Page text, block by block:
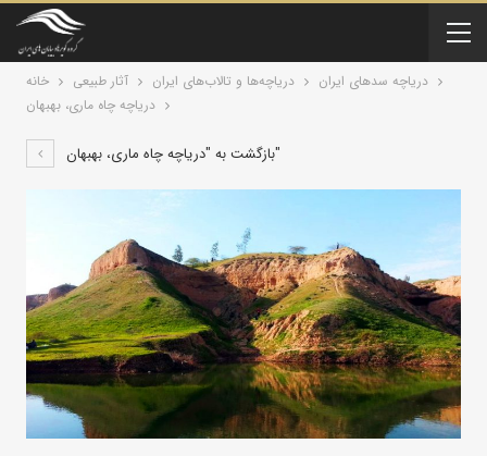
خانه آثار طبیعی درياچه‌‌ها و تالاب‌های ایران
دریاچه سد‌های ایران
دریاچه چاه ماری، بهبهان
بازگشت به "دریاچه چاه ماری، بهبهان"